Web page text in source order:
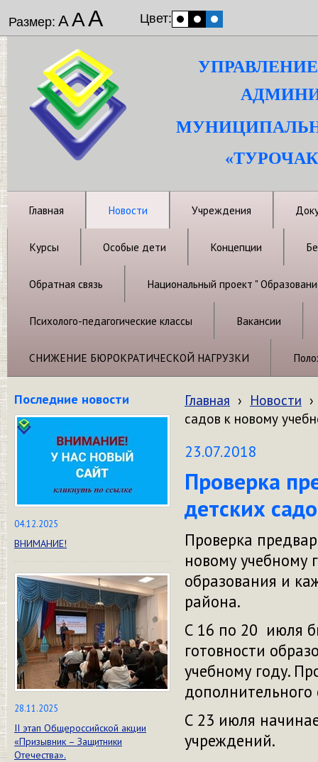
Размер: ААА Цвет:
Главная Новости Учреждения
Курсы Особые дети Концепции
Обратная связь Национальный проект "
Психолого-педагогические классы Вакансии
СНИЖЕНИЕ БЮРОКРАТИЧЕСКОЙ НАГРУЗКИ
Последние новости
04.12.2025
ВНИМАНИЕ!
28.11.2025
II этап Общероссийской акции
«Призывник – Защитники
Отечества».
Главная › Новости ›
садов к новому
23.07.2018
Проверка
детских
Проверка
новому учебному
образования и
района.
С 16 по 20 июля
готовности
учебному году.
дополнительного
С 23 июля
учреждений.